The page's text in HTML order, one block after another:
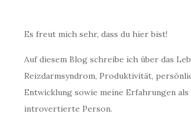
Es freut mich sehr, dass du hier bist!
Auf diesem Blog schreibe ich über das
Reizdarmsyndrom, Produktivität,
Entwicklung sowie meine Erfahrungen als
introvertierte Person.